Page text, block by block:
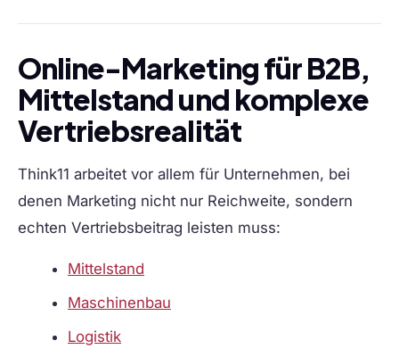
Online-Marketing für B2B,
Mittelstand und komplexe
Vertriebsrealität
Think11 arbeitet vor allem für Unternehmen, bei
denen Marketing nicht nur Reichweite, sondern
echten Vertriebsbeitrag leisten muss:
Mittelstand
Maschinenbau
Logistik